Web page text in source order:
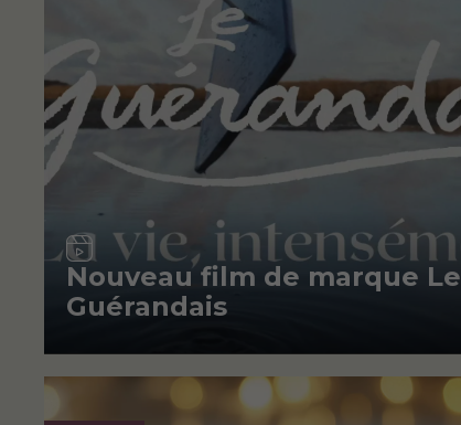
Vidéo
Nouveau film de marque Le
Guérandais